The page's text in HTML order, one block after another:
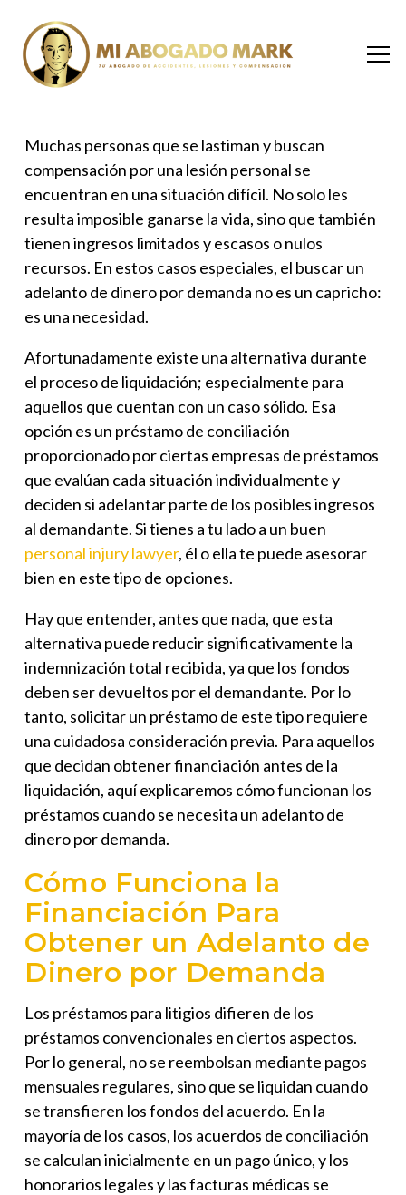
Muchas personas que se lastiman y buscan
compensación por una lesión personal se
encuentran en una situación difícil. No solo les
resulta imposible ganarse la vida, sino que también
tienen ingresos limitados y escasos o nulos
recursos. En estos casos especiales, el buscar un
adelanto de dinero por demanda no es un capricho:
es una necesidad.
Afortunadamente existe una alternativa durante
el proceso de liquidación; especialmente para
aquellos que cuentan con un caso sólido. Esa
opción es un préstamo de conciliación
proporcionado por ciertas empresas de préstamos
que evalúan cada situación individualmente y
deciden si adelantar parte de los posibles ingresos
al demandante. Si tienes a tu lado a un buen
personal injury lawyer, él o ella te puede asesorar
bien en este tipo de opciones.
Hay que entender, antes que nada, que esta
alternativa puede reducir significativamente la
indemnización total recibida, ya que los fondos
deben ser devueltos por el demandante. Por lo
tanto, solicitar un préstamo de este tipo requiere
una cuidadosa consideración previa. Para aquellos
que decidan obtener financiación antes de la
liquidación, aquí explicaremos cómo funcionan los
préstamos cuando se necesita un adelanto de
dinero por demanda.
Cómo Funciona la
Financiación Para
Obtener un Adelanto de
Dinero por Demanda
Los préstamos para litigios difieren de los
préstamos convencionales en ciertos aspectos.
Por lo general, no se reembolsan mediante pagos
mensuales regulares, sino que se liquidan cuando
se transfieren los fondos del acuerdo. En la
mayoría de los casos, los acuerdos de conciliación
se calculan inicialmente en un pago único, y los
honorarios legales y las facturas médicas se